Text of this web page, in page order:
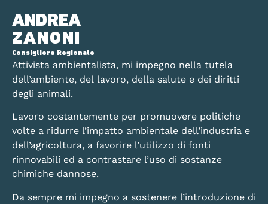
ANDREA
ZANONI
Consigliere Regionale
Attivista ambientalista, mi impegno nella tutela
dell’ambiente, del lavoro, della salute e dei diritti
degli animali.
Lavoro costantemente per promuovere politiche
volte a ridurre l’impatto ambientale dell’industria e
dell’agricoltura, a favorire l’utilizzo di fonti
rinnovabili ed a contrastare l’uso di sostanze
chimiche dannose.
Da sempre mi impegno a sostenere l’introduzione di